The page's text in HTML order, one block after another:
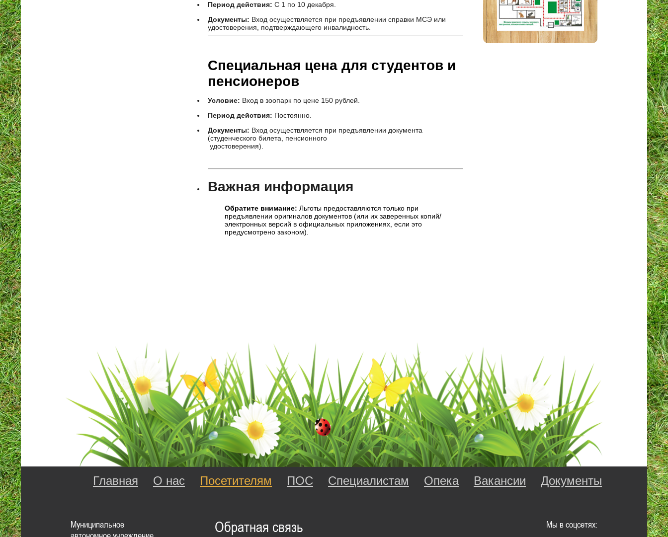
Период действия: С 1 по 10 декабря.
Документы: Вход осуществляется при предъявлении справки МСЭ или
удостоверения, подтверждающего инвалидность.
Специальная цена для студентов и
пенсионеров
Условие: Вход в зоопарк по цене 150 рублей.
Период действия: Постоянно.
Документы: Вход осуществляется при предъявлении документа
(студенческого билета, пенсионного
удостоверения).
Важная информация
Обратите внимание: Льготы предоставляются только при
предъявлении оригиналов документов (или их заверенных копий/
электронных версий в официальных приложениях, если это
предусмотрено законом).
Главная О нас Посетителям ПОС Специалистам Опека Вакансии Документы
Муниципальное
автономное учреждение
Обратная связь Мы в соцсетях: